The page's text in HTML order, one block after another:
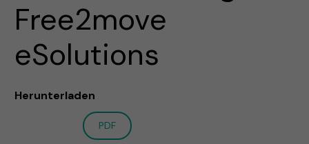
Free2move
eSolutions
Herunterladen
PDF